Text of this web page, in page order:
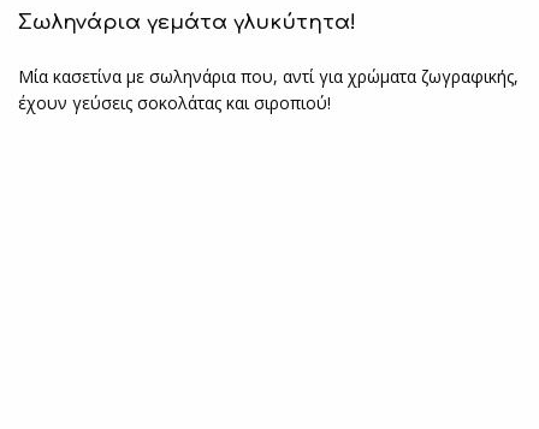
Σωληνάρια γεμάτα γλυκύτητα!
Μία κασετίνα με σωληνάρια που, αντί για χρώματα ζωγραφικής,
έχουν γεύσεις σοκολάτας και σιροπιού!